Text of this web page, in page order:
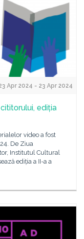
Apr 2024 - 23 Apr 2024
ediția
video a fost
De Ziua
Institutul Cultural
ediția a II-a a